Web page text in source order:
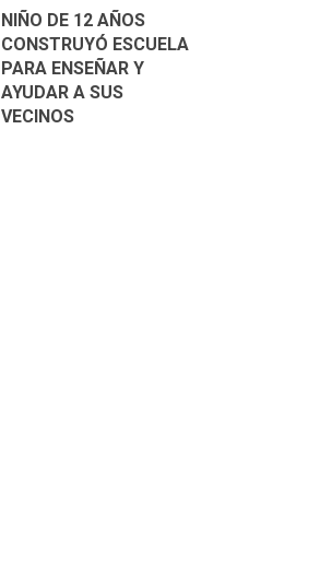
NIÑO DE 12 AÑOS
CONSTRUYÓ ESCUELA
PARA ENSEÑAR Y
AYUDAR A SUS
VECINOS